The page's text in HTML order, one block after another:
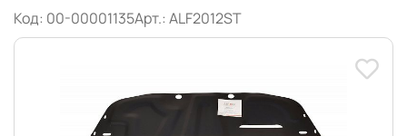
Код: 00-00001135Арт.: ALF2012ST